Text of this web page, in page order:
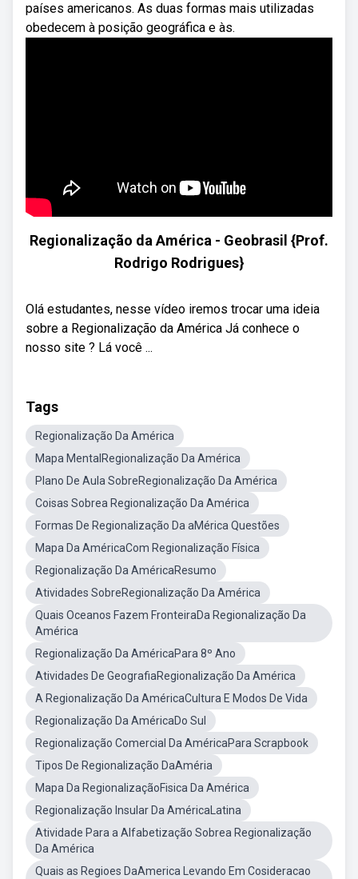
países americanos. As duas formas mais utilizadas
obedecem à posição geográfica e às.
Regionalização da América - Geobrasil {Prof.
Rodrigo Rodrigues}
Olá estudantes, nesse vídeo iremos trocar uma ideia
sobre a Regionalização da América Já conhece o
nosso site ? Lá você ...
Tags
Regionalização Da América
Mapa MentalRegionalização Da América
Plano De Aula SobreRegionalização Da América
Coisas Sobrea Regionalização Da América
Formas De Regionalização Da aMérica Questões
Mapa Da AméricaCom Regionalização Física
Regionalização Da AméricaResumo
Atividades SobreRegionalização Da América
Quais Oceanos Fazem FronteiraDa Regionalização Da
América
Regionalização Da AméricaPara 8º Ano
Atividades De GeografiaRegionalização Da América
A Regionalização Da AméricaCultura E Modos De Vida
Regionalização Da AméricaDo Sul
Regionalização Comercial Da AméricaPara Scrapbook
Tipos De Regionalização DaAméria
Mapa Da RegionalizaçãoFisica Da América
Regionalização Insular Da AméricaLatina
Atividade Para a Alfabetização Sobrea Regionalização
Da América
Quais as Regioes DaAmerica Levando Em Cosideracao